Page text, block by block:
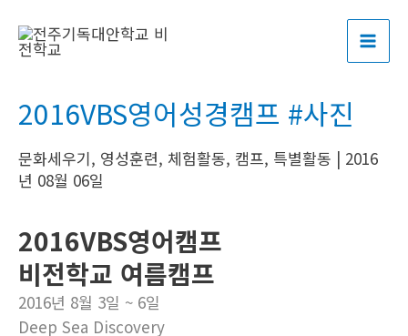
2016VBS영어성경캠프 #사진
문화세우기, 영성훈련, 체험활동, 캠프, 특별활동 | 2016
년 08월 06일
2016VBS영어캠프
비전학교 여름캠프
2016년 8월 3일 ~ 6일
Deep Sea Discovery
스
트
색